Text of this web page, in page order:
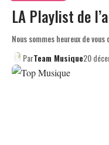
LA Playlist de
Nous sommes heureux de
ParTeam Musique20